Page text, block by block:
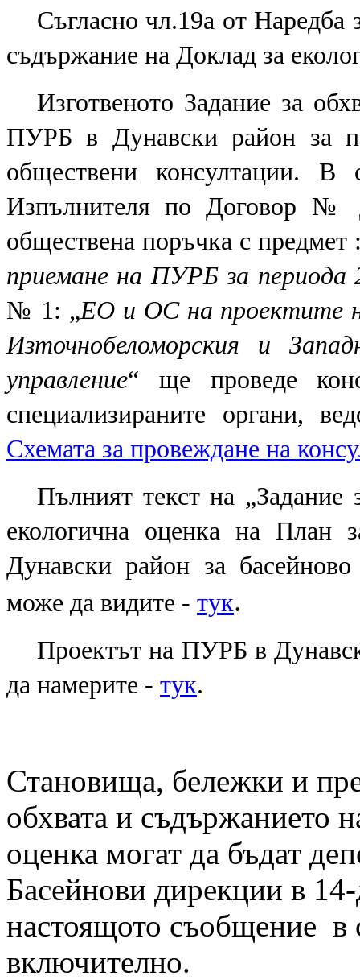
Съгласно чл.19а от Наредба
съдържание на Доклад за
Изготвеното Задание за
ПУРБ в Дунавски район за
обществени консултации. В
Изпълнителя по Договор №
обществена поръчка с предмет
приемане на ПУРБ за периода
№ 1: „ЕО и ОС на проектите
Източнобеломорския и
управление“ ще проведе
специализираните органи,
Схемата за провеждане на
Пълният текст на
екологична оценка на План
Дунавски район за
може да видите - тук.
Проектът на ПУРБ в
да намерите - тук.
Становища, бележки и
обхвата и съдържанието
оценка могат да бъдат
Басейнови дирекции в
настоящото съобщение в
включително.